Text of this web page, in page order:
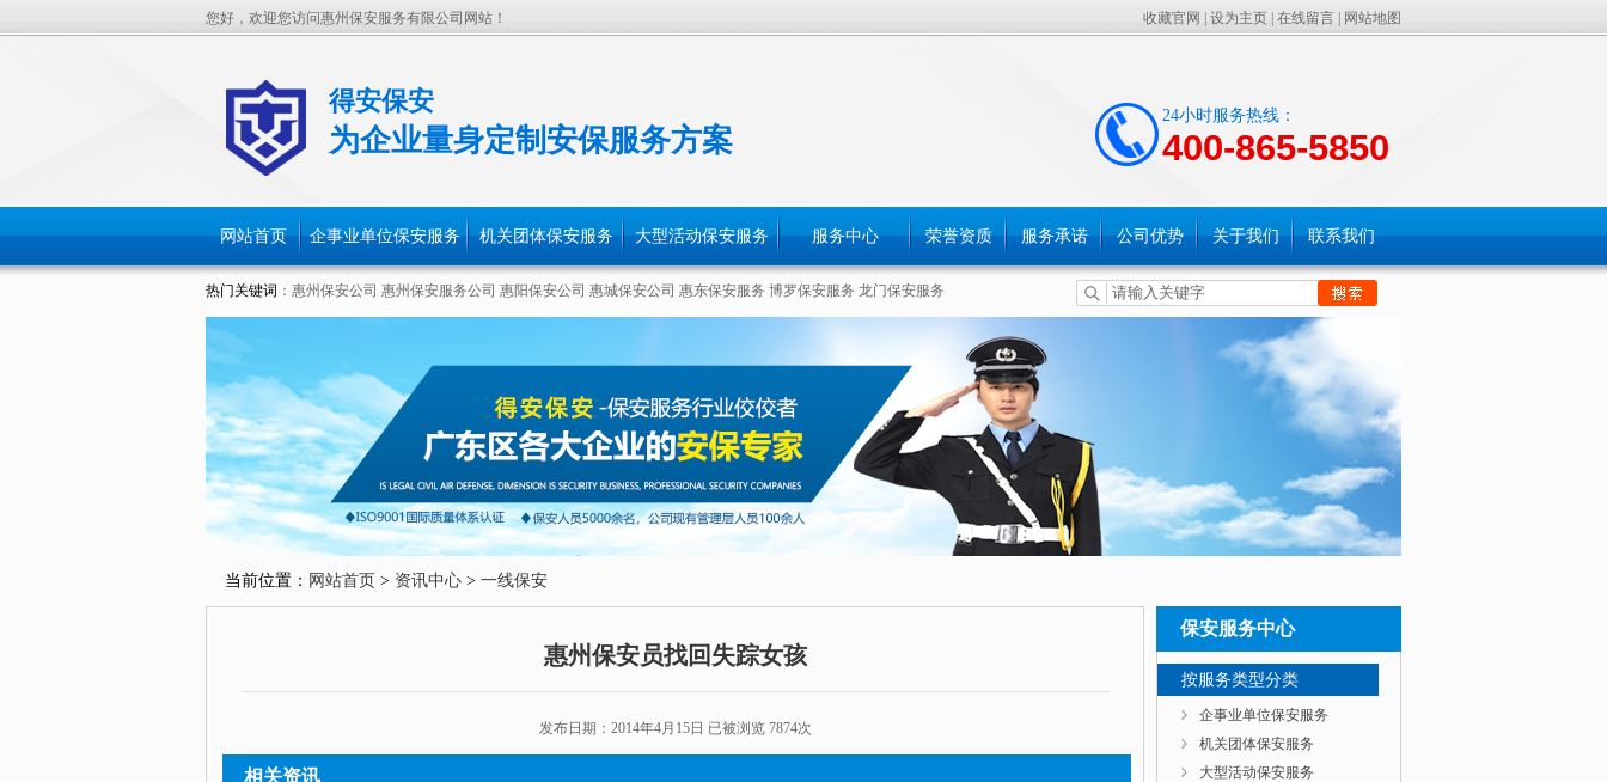
您好，欢迎您访问惠州保安服务有限公司网站！ 收藏官网 设为主页 在线留言 网站地图
得安保安
为企业量身定制安保服务方案
24小时服务热线：
400-865-5850
网站首页 企事业单位保安服务 机关团体保安服务 大型活动保安服务 服务中心 荣誉资质 服务承诺 公司优势 关于我们 联系我们
热门关键词 ： 惠州保安公司 惠州保安服务公司 惠阳保安公司 惠城保安公司 惠东保安服务 博罗保安服务 龙门保安服务
当前位置： 网站首页 > 资讯中心 > 一线保安
惠州保安员找回失踪女孩
发布日期：2014年4月15日 已被浏览 7874次
4月14日上午，广东省惠州保安服务公司驻惠州火车站保安员王新正在广场值班巡逻，一张寻人启事发到了
相关资讯
保安服务中心
按服务类型分类
企事业单位保安服务
机关团体保安服务
大型活动保安服务